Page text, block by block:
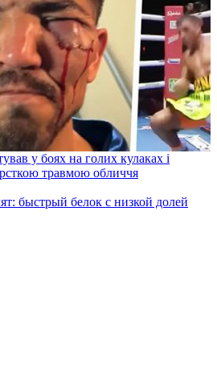
у боях на голих кулаках і
травмою обличчя
быстрый белок с низкой долей